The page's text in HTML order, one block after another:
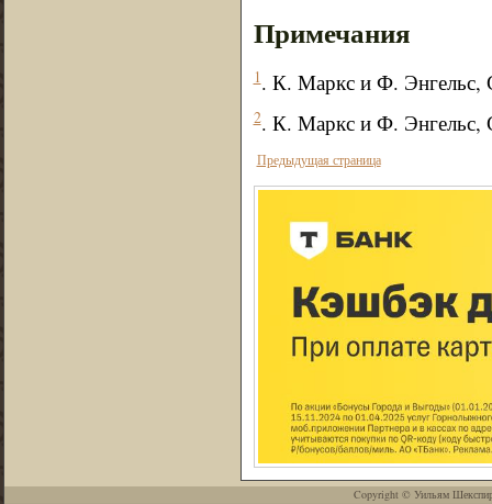
Примечания
1. К. Маркс и Ф. Энгельс,
2. К. Маркс и Ф. Энгельс,
Предыдущая страница
Copyright © Уильям